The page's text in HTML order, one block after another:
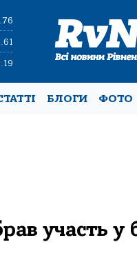
БЛОГИ ФОТО
участь у